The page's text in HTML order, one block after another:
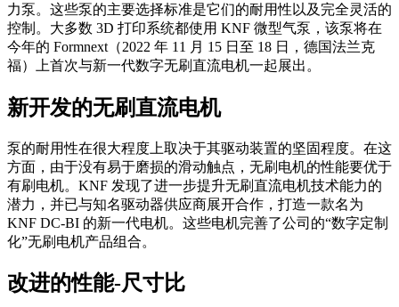
力泵。这些泵的主要选择标准是它们的耐用性以及完全灵活的
控制。大多数 3D 打印系统都使用 KNF 微型气泵，该泵将在
今年的 Formnext（2022 年 11 月 15 日至 18 日，德国法兰克
福）上首次与新一代数字无刷直流电机一起展出。
新开发的无刷直流电机
泵的耐用性在很大程度上取决于其驱动装置的坚固程度。在这
方面，由于没有易于磨损的滑动触点，无刷电机的性能要优于
有刷电机。KNF 发现了进一步提升无刷直流电机技术能力的
潜力，并已与知名驱动器供应商展开合作，打造一款名为
KNF DC-BI 的新一代电机。这些电机完善了公司的“数字定制
化”无刷电机产品组合。
改进的性能-尺寸比